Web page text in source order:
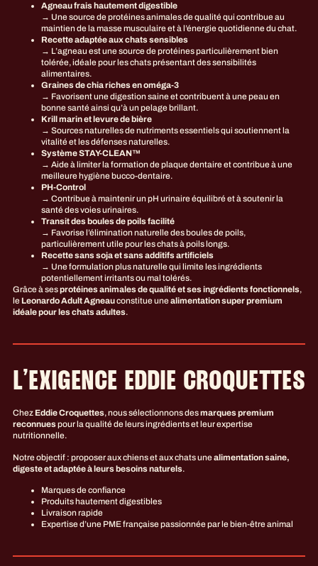
Agneau frais hautement digestible
→ Une source de protéines animales de qualité qui contribue au
maintien de la masse musculaire et à l’énergie quotidienne du chat.
Recette adaptée aux chats sensibles
→ L’agneau est une source de protéines particulièrement bien
tolérée, idéale pour les chats présentant des sensibilités
alimentaires.
Graines de chia riches en oméga-3
→ Favorisent une digestion saine et contribuent à une peau en
bonne santé ainsi qu’à un pelage brillant.
Krill marin et levure de bière
→ Sources naturelles de nutriments essentiels qui soutiennent la
vitalité et les défenses naturelles.
Système STAY-CLEAN™
→ Aide à limiter la formation de plaque dentaire et contribue à une
meilleure hygiène bucco-dentaire.
PH-Control
→ Contribue à maintenir un pH urinaire équilibré et à soutenir la
santé des voies urinaires.
Transit des boules de poils facilité
→ Favorise l’élimination naturelle des boules de poils,
particulièrement utile pour les chats à poils longs.
Recette sans soja et sans additifs artificiels
→ Une formulation plus naturelle qui limite les ingrédients
potentiellement irritants ou mal tolérés.
Grâce à sesprotéines animales de qualité et ses ingrédients fonctionnels,
le Leonardo Adult Agneauconstitue unealimentation super premium
idéale pour les chats adultes.
L’EXIGENCE EDDIE CROQUETTES
Chez Eddie Croquettes, nous sélectionnons desmarques premium
reconnuespour la qualité de leurs ingrédients et leur expertise
nutritionnelle.
Notre objectif : proposer aux chiens et aux chats unealimentation saine,
digeste et adaptée à leurs besoins naturels.
Marques de confiance
Produits hautement digestibles
Livraison rapide
Expertise d’une PME française passionnée par le bien-être animal